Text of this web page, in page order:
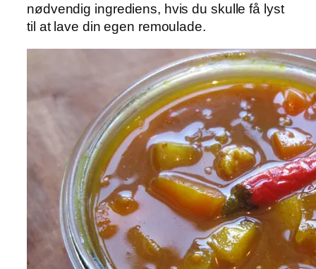
nødvendig ingrediens, hvis du skulle få lyst
til at lave din egen remoulade.